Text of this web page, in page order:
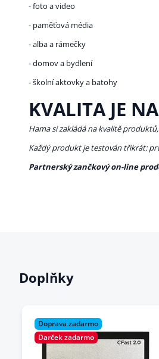
- foto a video
- paměťová média
- alba a rámečky
- domov a bydlení
- školní aktovky a batohy
KVALITA JE
Hama si zakládá na kvalitě
Každý produkt je testován třikrát:
Partnerský zančkový on-line
Doplňky
Doprava zadarmo
Darček zadarmo